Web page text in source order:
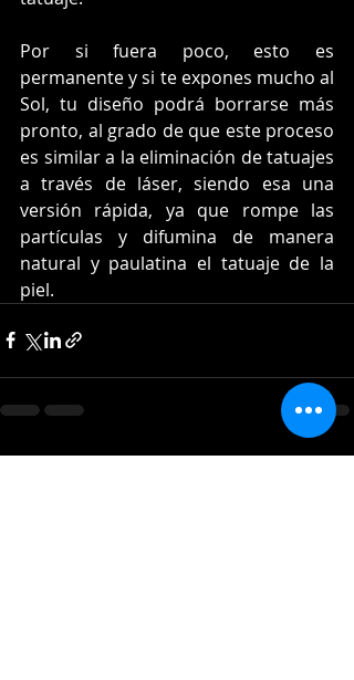
Por si fuera poco, esto es
permanente y si te expones mucho al
Sol, tu diseño podrá borrarse más
pronto, al grado de que este proceso
es similar a la eliminación de tatuajes
a través de láser, siendo esa una
versión rápida, ya que rompe las
partículas y difumina de manera
natural y paulatina el tatuaje de la
piel.